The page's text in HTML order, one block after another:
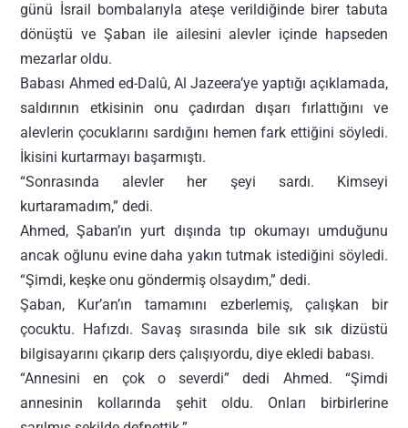
günü İsrail bombalarıyla ateşe verildiğinde birer tabuta
dönüştü ve Şaban ile ailesini alevler içinde hapseden
mezarlar oldu.
Babası Ahmed ed-Dalû, Al Jazeera’ye yaptığı açıklamada,
saldırının etkisinin onu çadırdan dışarı fırlattığını ve
alevlerin çocuklarını sardığını hemen fark ettiğini söyledi.
İkisini kurtarmayı başarmıştı.
“Sonrasında alevler her şeyi sardı. Kimseyi
kurtaramadım,” dedi.
Ahmed, Şaban’ın yurt dışında tıp okumayı umduğunu
ancak oğlunu evine daha yakın tutmak istediğini söyledi.
“Şimdi, keşke onu göndermiş olsaydım,” dedi.
Şaban, Kur’an’ın tamamını ezberlemiş, çalışkan bir
çocuktu. Hafızdı. Savaş sırasında bile sık sık dizüstü
bilgisayarını çıkarıp ders çalışıyordu, diye ekledi babası.
“Annesini en çok o severdi” dedi Ahmed. “Şimdi
annesinin kollarında şehit oldu. Onları birbirlerine